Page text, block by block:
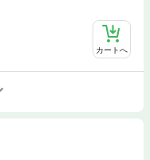
カートへ